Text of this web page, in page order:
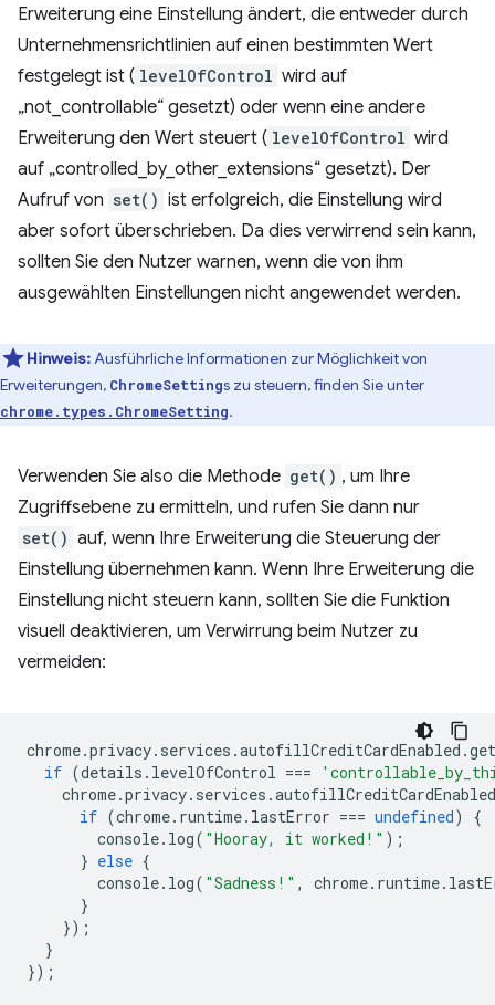
Erweiterung eine Einstellung ändert, die entweder durch
Unternehmensrichtlinien auf einen bestimmten Wert
festgelegt ist ( levelOfControl wird auf
„not_controllable“ gesetzt) oder wenn eine andere
Erweiterung den Wert steuert ( levelOfControl wird
auf „controlled_by_other_extensions“ gesetzt). Der
Aufruf von set() ist erfolgreich, die Einstellung wird
aber sofort überschrieben. Da dies verwirrend sein kann,
sollten Sie den Nutzer warnen, wenn die von ihm
ausgewählten Einstellungen nicht angewendet werden.
Hinweis:Ausführliche Informationen zur Möglichkeit von
Erweiterungen, ChromeSettings zu steuern, finden Sie unter
chrome.types.ChromeSetting.
Verwenden Sie also die Methode get() , um Ihre
Zugriffsebene zu ermitteln, und rufen Sie dann nur
set() auf, wenn Ihre Erweiterung die Steuerung der
Einstellung übernehmen kann. Wenn Ihre Erweiterung die
Einstellung nicht steuern kann, sollten Sie die Funktion
visuell deaktivieren, um Verwirrung beim Nutzer zu
vermeiden:
chrome.privacy. services .autofillCreditCardEnabled .get
if (details . levelOfControl ===
chrome.privacy. services .autofillCreditCardEnabled
if (chrome. runtime. lastError === undefined)
{
console. log( "Hooray, it worked!" );
} else {
console. log( "Sadness!" , chrome. runtime.
}
});
}
});